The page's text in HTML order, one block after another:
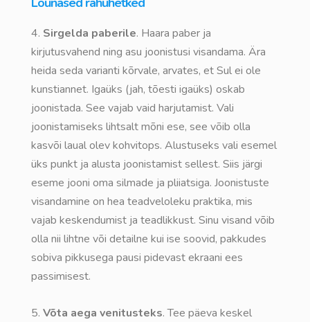
4. Sirgelda paberile. Haara paber ja
kirjutusvahend ning asu joonistusi visandama. Ära
heida seda varianti kõrvale, arvates, et Sul ei ole
kunstiannet. Igaüks (jah, tõesti igaüks) oskab
joonistada. See vajab vaid harjutamist. Vali
joonistamiseks lihtsalt mõni ese, see võib olla
kasvõi laual olev kohvitops. Alustuseks vali esemel
üks punkt ja alusta joonistamist sellest. Siis järgi
eseme jooni oma silmade ja pliiatsiga. Joonistuste
visandamine on hea teadveloleku praktika, mis
vajab keskendumist ja teadlikkust. Sinu visand võib
olla nii lihtne või detailne kui ise soovid, pakkudes
sobiva pikkusega pausi pidevast ekraani ees
passimisest.
5. Võta aega venitusteks. Tee päeva keskel